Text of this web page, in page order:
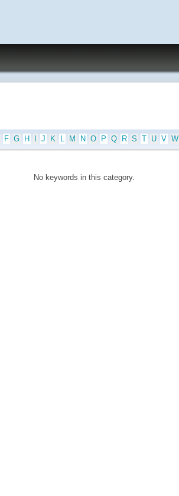
F G H J K L M N O P Q R S T U V W
No keywords in this category.